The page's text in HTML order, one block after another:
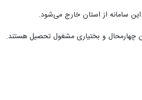
سامانه از استان خارج می‌شود.